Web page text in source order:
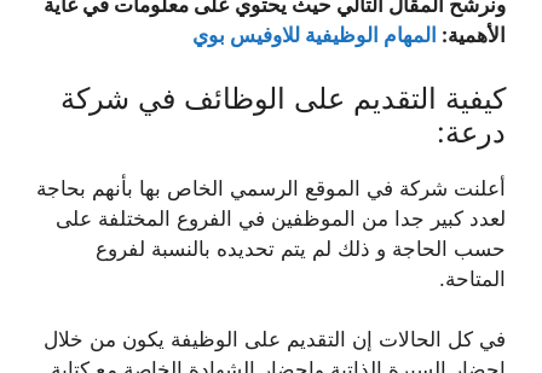
ونرشح المقال التالي حيث يحتوي على معلومات في غاية
الأهمية: المهام الوظيفية للاوفيس بوي
كيفية التقديم على الوظائف في شركة
درعة:
أعلنت شركة في الموقع الرسمي الخاص بها بأنهم بحاجة
لعدد كبير جدا من الموظفين في الفروع المختلفة على
حسب الحاجة و ذلك لم يتم تحديده بالنسبة لفروع
المتاحة.
في كل الحالات إن التقديم على الوظيفة يكون من خلال